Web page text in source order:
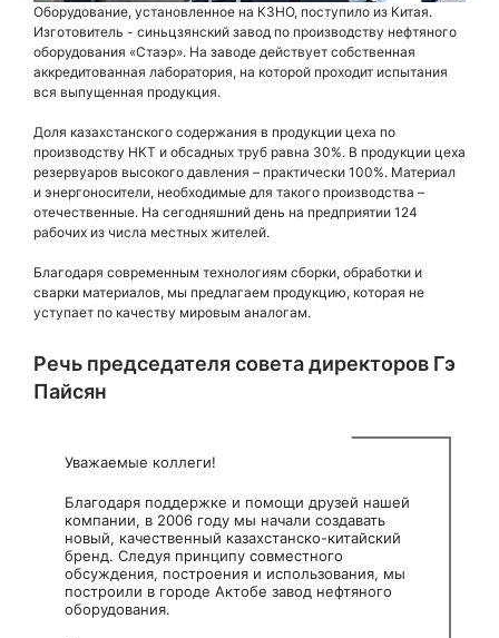
Оборудование, установленное на КЗНО, поступило из Китая.
Изготовитель - синьцзянский завод по производству нефтяного
оборудования «Стаэр». На заводе действует собственная
аккредитованная лаборатория, на которой проходит испытания
вся выпущенная продукция.
Доля казахстанского содержания в продукции цеха по
производству НКТ и обсадных труб равна 30%. В продукции цеха
резервуаров высокого давления – практически 100%. Материал
и энергоносители, необходимые для такого производства –
отечественные. На сегодняшний день на предприятии 124
рабочих из числа местных жителей.
Благодаря современным технологиям сборки, обработки и
сварки материалов, мы предлагаем продукцию, которая не
уступает по качеству мировым аналогам.
Речь председателя совета директоров Гэ
Пайсян
Уважаемые коллеги!
Благодаря поддержке и помощи друзей нашей
компании, в 2006 году мы начали создавать
новый, качественный казахстанско-китайский
бренд. Следуя принципу совместного
обсуждения, построения и использования, мы
построили в городе Актобе завод нефтяного
оборудования.